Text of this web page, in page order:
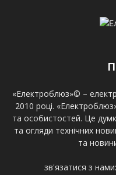
«Електроблюз»© –
2010 році.
та особистостей. Це
та огляди технічних
та
зв'язатися з нами: